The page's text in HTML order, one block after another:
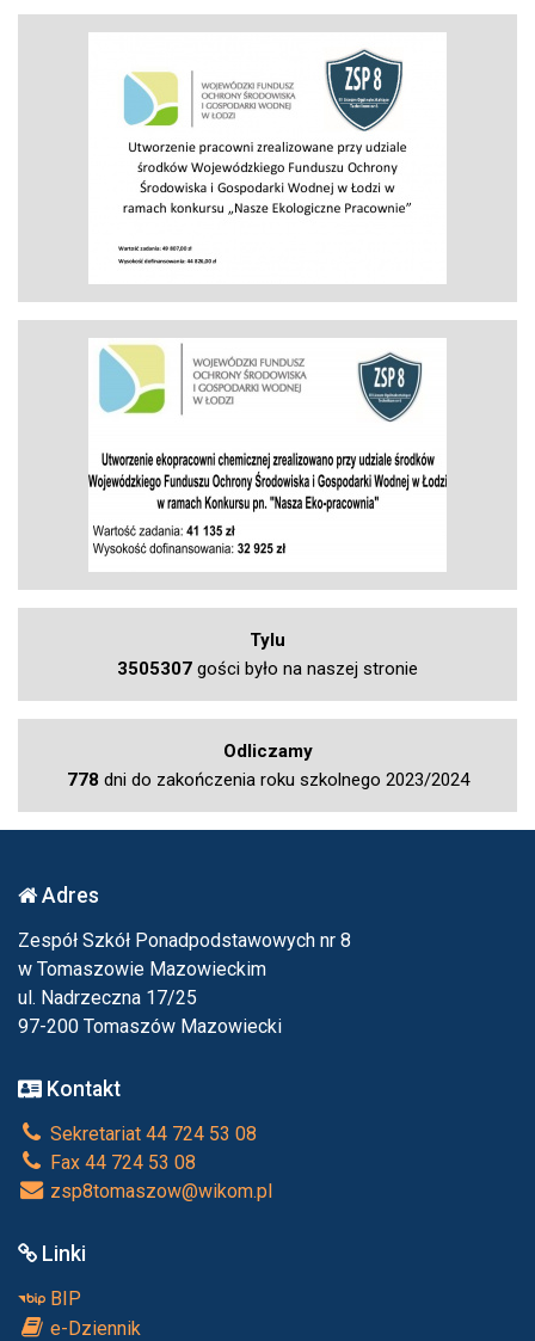
Tylu
3505307 gości było na naszej stronie
Odliczamy
778 dni do zakończenia roku szkolnego 2023/2024
Adres
Zespół Szkół Ponadpodstawowych nr 8
w Tomaszowie Mazowieckim
ul. Nadrzeczna 17/25
97-200 Tomaszów Mazowiecki
Kontakt
Sekretariat 44 724 53 08
Fax 44 724 53 08
zsp8tomaszow@wikom.pl
Linki
BIP
e-Dziennik